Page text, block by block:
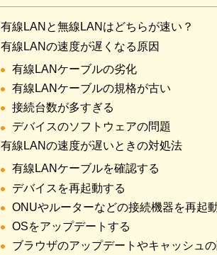
有線LANと無線LANはどちらが速い？
有線LANの速度が遅くなる原因
有線LANケーブルの劣化
有線LANケーブルの規格が古い
接続台数が多すぎる
デバイスのソフトウェアの問題
有線LANの速度が遅いときの対処法
有線LANケーブルを確認する
デバイスを再起動する
ONUやルーターなどの接続機器を再起
OSをアップデートする
ブラウザのアップデートやキャッシュ